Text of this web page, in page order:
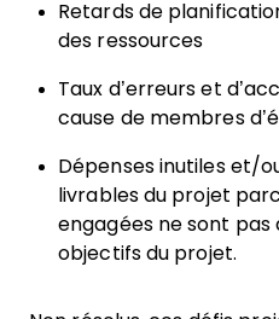
Retards de
des ressources
Taux d’erreurs et
cause de membres
Dépenses inutiles et/
livrables du projet
engagées ne sont pas
objectifs du projet.